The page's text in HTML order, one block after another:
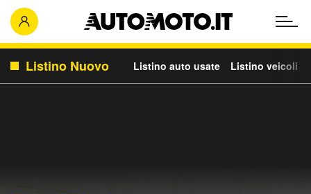
Listino Nuovo Listino auto usate Listino veicoli